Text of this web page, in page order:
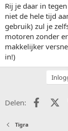
Rij je daar in
niet de hele tijd
gebruik) zul je
motoren zonder
makkelijker
in!)
Delen:
Tigra